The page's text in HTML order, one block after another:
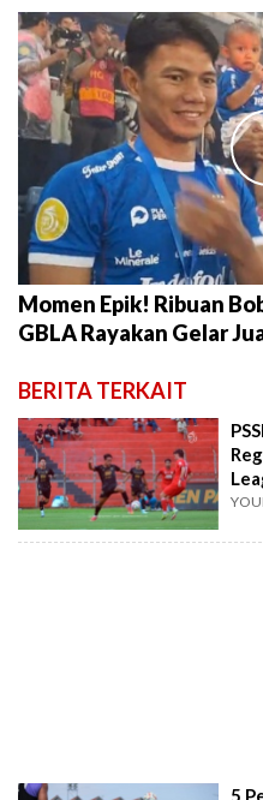
Momen Epik! Ribuan
GBLA Rayakan Gelar
BERITA TERKAIT
5